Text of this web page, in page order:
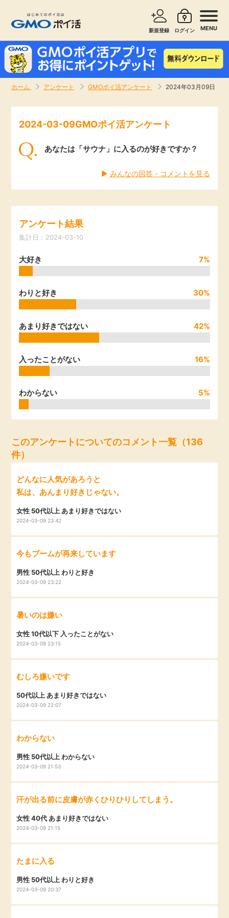
新規登録 ログイン MENU
ホーム アンケート GMOポイ活アンケート 2024年03月09日
新着
高還元
無料
即日還元
モニター
ポイ活お得情報
お友達紹介
カード比較
サービスで探す ショッピングで探す
旅行・レンタカー
クレジットカード
暮らし
学び
進学・教育
美容・健康
銀行・金融・投資
家計の固定費
2024-03-09GMOポイ活アンケート
あなたは「サウナ」に入るのが好きですか？
▶︎ みんなの回答・コメントを見る
アンケート結果
集計日：2024-03-10
大好き 7%
わりと好き 30%
あまり好きではない 42%
入ったことがない 16%
わからない 5%
このアンケートについてのコメント一覧（136
件）
どんなに人気があろうと
私は、あんまり好きじゃない。
女性 50代以上 あまり好きではない
2024-03-09 23:42
今もブームが再来しています
男性 50代以上 わりと好き
2024-03-09 23:22
暑いのは嫌い
女性 10代以下 入ったことがない
2024-03-09 23:15
むしろ嫌いです
50代以上 あまり好きではない
2024-03-09 22:07
わからない
男性 50代以上 わからない
2024-03-09 21:53
汗が出る前に皮膚が赤くひりひりしてしまう。
女性 40代 あまり好きではない
2024-03-09 21:15
たまに入る
男性 50代以上 わりと好き
2024-03-09 20:37